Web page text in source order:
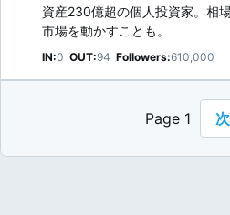
資産230億超の個人投資家。相
市場を動かすことも。
IN:0 OUT:94 Followers:610,000
Page 1